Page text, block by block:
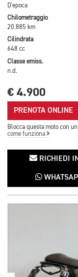
D'epoca
Chilometraggio
20.885 km
Cilindrata
648 cc
Classe emiss.
n.d.
€ 4.900
PRENOTA ONLINE
Blocca questa moto con
come funziona
RICHIEDI